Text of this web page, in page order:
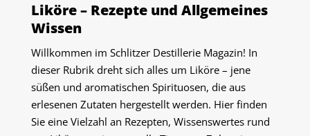
Liköre – Rezepte und Allgemeines
Wissen
Willkommen im Schlitzer Destillerie Magazin! In
dieser Rubrik dreht sich alles um Liköre – jene
süßen und aromatischen Spirituosen, die aus
erlesenen Zutaten hergestellt werden. Hier finden
Sie eine Vielzahl an Rezepten, Wissenswertes rund